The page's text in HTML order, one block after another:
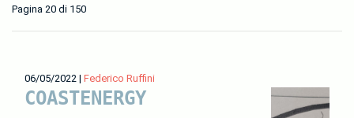
Pagina 20 di 150
06/05/2022 | Federico Ruffini
COASTENERGY